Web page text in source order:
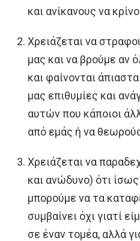
και ανίκανους να
Χρειάζεται να
μας και να βρούμε αν
και φαίνονται
μας επιθυμίες και
αυτών που κάποιοι
από εμάς ή να
Χρειάζεται να
και ανώδυνο) ότι
μπορούμε να τα
συμβαίνει όχι γιατί
σε έναν τομέα, αλλά